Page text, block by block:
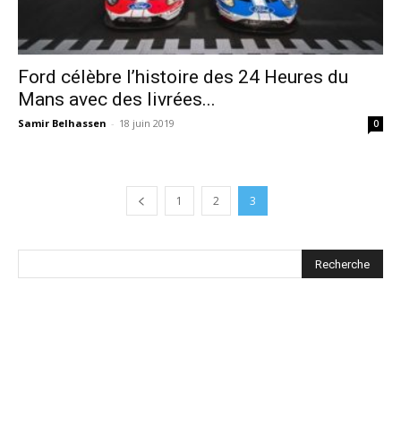
Ford célèbre l’histoire des 24 Heures du
Mans avec des livrées...
Samir Belhassen - 18 juin 2019 0
1 2 3